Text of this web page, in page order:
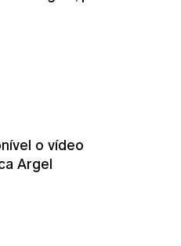
o vídeo
Argel